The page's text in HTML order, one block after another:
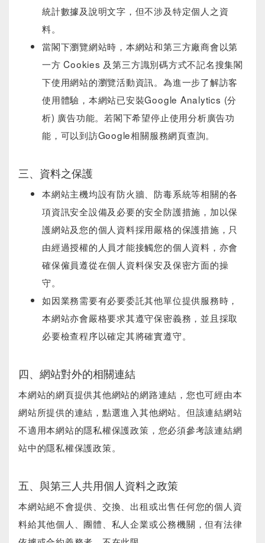
統計數據及說明文字，但不涉及特定個人之資
料。
當閣下瀏覽網站時，本網站和第三方廠商會以第
一方 Cookies 及第三方識別碼方式不記名搜集閣
下使用網站的瀏覽活動資訊。為進一步了解訪客
使用體驗，本網站已安裝Google Analytics (分
析) 廣告功能。若閣下希望停止使用分析廣告功
能，可以到訪Google相關服務網頁查詢。
三、資料之保護
本網站主機均設有防火牆、防毒系統等相關的各
項資訊安全設備及必要的安全防護措施，加以保
護網站及您的個人資料採用嚴格的保護措施，只
由經過授權的人員才能接觸您的個人資料，亦會
確保僱員遵從在個人資料保安及保密方面的操
守。
如因業務需要有必要委託其他單位提供服務時，
本網站亦會嚴格要求其遵守保密義務，並且採取
必要檢查程序以確定其將確實遵守。
四、網站對外的相關連結
本網站的網頁提供其他網站的網路連結，您也可經由本
網站所提供的連結，點選進入其他網站。但該連結網站
不適用本網站的隱私權保護政策，您必須參考該連結網
站中的隱私權保護政策。
五、與第三人共用個人資料之政策
本網站絕不會提供、交換、出租或出售任何您的個人資
料給其他個人、團體、私人企業或公務機關，但有法律